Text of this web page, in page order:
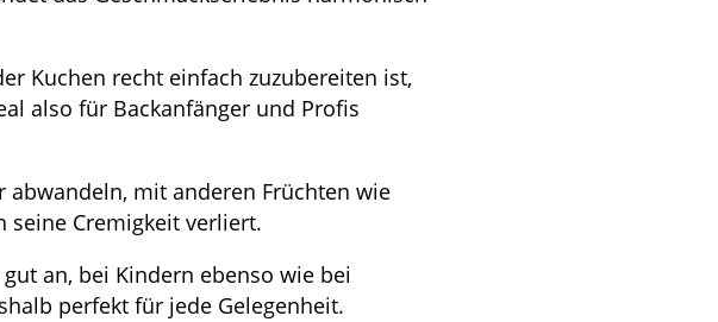
Kuchen recht einfach zuzubereiten ist,
also für Backanfänger und Profis
abwandeln, mit anderen Früchten wie
seine Cremigkeit verliert.
an, bei Kindern ebenso wie bei
perfekt für jede Gelegenheit.